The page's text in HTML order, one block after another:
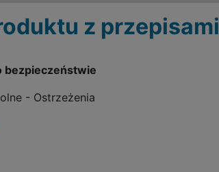
z przepisami
bezpieczeństwie
- Ostrzeżenia